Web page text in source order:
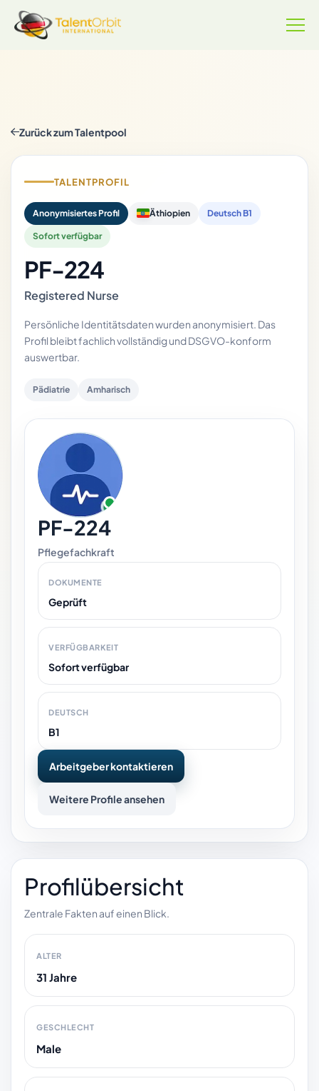
Zurück zum Talentpool
TALENTPROFIL
Anonymisiertes Profil Äthiopien Deutsch B1
Sofort verfügbar
PF-224
Registered Nurse
Persönliche Identitätsdaten wurden anonymisiert. Das
Profil bleibt fachlich vollständig und DSGVO-konform
auswertbar.
Pädiatrie Amharisch
PF-224
Pflegefachkraft
DOKUMENTE
Geprüft
VERFÜGBARKEIT
Sofort verfügbar
DEUTSCH
B1
Arbeitgeber kontaktieren
Weitere Profile ansehen
Profilübersicht
Zentrale Fakten auf einen Blick.
ALTER
31 Jahre
GESCHLECHT
Male